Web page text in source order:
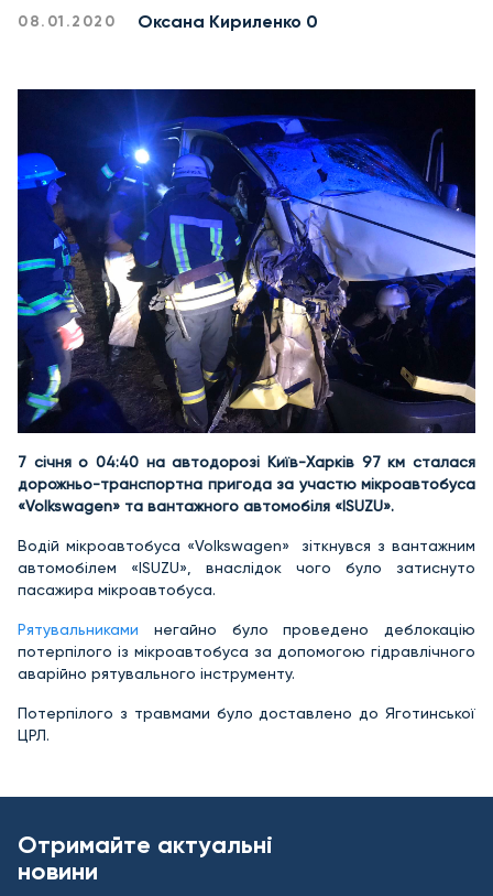
08.01.2020 Оксана Кириленко 0
7 січня о 04:40 на автодорозі Київ-Харків 97 км сталася
дорожньо-транспортна пригода за участю мікроавтобуса
«Volkswagen» та вантажного автомобіля «ISUZU».
Водій мікроавтобуса «Volkswagen» зіткнувся з вантажним
автомобілем «ISUZU», внаслідок чого було затиснуто
пасажира мікроавтобуса.
Рятувальниками негайно було проведено деблокацію
потерпілого із мікроавтобуса за допомогою гідравлічного
аварійно рятувального інструменту.
Потерпілого з травмами було доставлено до Яготинської
ЦРЛ.
Отримайте актуальні
новини